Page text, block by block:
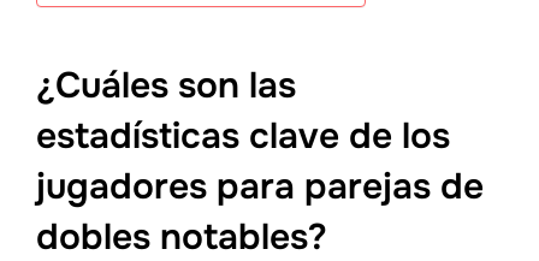
¿Cuáles son las
estadísticas clave de los
jugadores para parejas de
dobles notables?